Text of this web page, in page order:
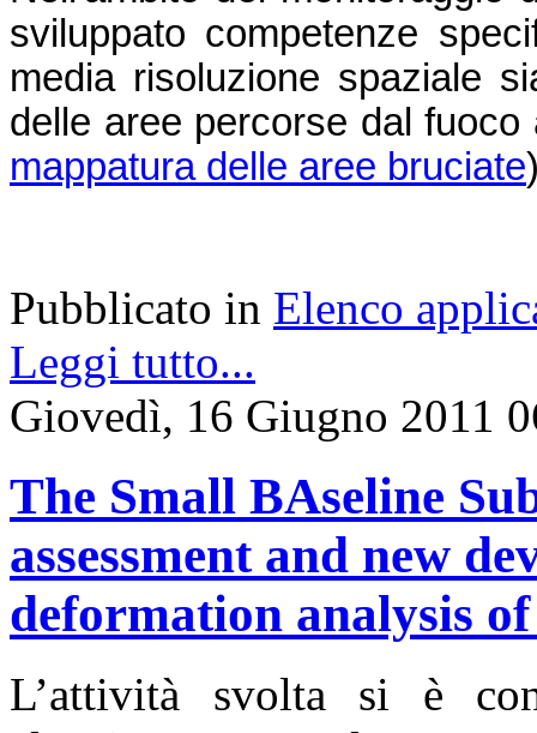
sviluppato competenze
media risoluzione spaziale
delle aree percorse dal
mappatura delle aree bruciate
Pubblicato in Elenco
Leggi tutto...
Giovedì, 16 Giugno 2011
The Small BAseline
assessment and new
deformation analysis
L’attività svolta si è